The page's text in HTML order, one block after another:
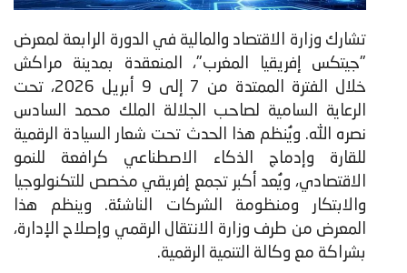
تشارك وزارة الاقتصاد والمالية في الدورة الرابعة لمعرض
"جيتكس إفريقيا المغرب"، المنعقدة بمدينة مراكش
خلال الفترة الممتدة من 7 إلى 9 أبريل 2026، تحت
الرعاية السامية لصاحب الجلالة الملك محمد السادس
نصره الله. ويُنظم هذا الحدث تحت شعار السيادة الرقمية
للقارة وإدماج الذكاء الاصطناعي كرافعة للنمو
الاقتصادي، ويُعد أكبر تجمع إفريقي مخصص للتكنولوجيا
والابتكار ومنظومة الشركات الناشئة. وينظم هذا
المعرض من طرف وزارة الانتقال الرقمي وإصلاح الإدارة،
بشراكة مع وكالة التنمية الرقمية.